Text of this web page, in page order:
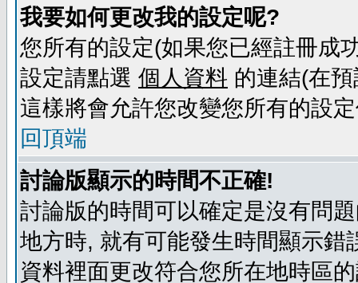
我要如何更改我的設定呢?
您所有的設定(如果您已經註冊成
設定請點選 個人資料 的連結(在
這樣將會允許您改變您所有的設
回頂端
討論版顯示的時間不正確!
討論版的時間可以確定是沒有問
地方時, 就有可能發生時間顯示
資料裡面更改符合您所在地時區